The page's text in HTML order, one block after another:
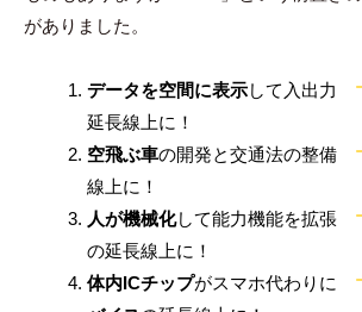
がありました。
データを空間に表示して入出力
延長線上に！
空飛ぶ車の開発と交通法の整備
線上に！
人が機械化して能力機能を拡張
の延長線上に！
体内ICチップがスマホ代わりに